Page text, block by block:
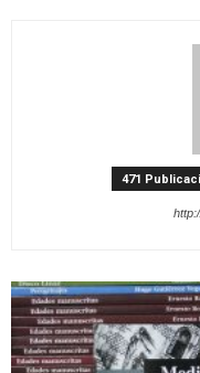
471